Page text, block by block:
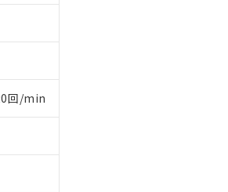
回/min
よび標準価格(税抜)を提供させていただ
点での社内データに基づき作成されるも
は異なる場合があることをご了承くださ
査中または確認中の商品です。
い商品です。
判明した場合などやむを得ず変更すること
リ臭化ジフェニルエーテル類(PBDE) 1000ppm以下、
を示します。
ポリ臭化ジフェニルエーテル類) : 1000ppm、
フタル酸ブチルベンジル) : 1000ppm、
に定める商品（以下｢規制貨物等」とい
出許可(または役務取引許可)を取得する
法に輸出されないよう必要な手段を講じ
またはその他武器並びにこれらの製造装